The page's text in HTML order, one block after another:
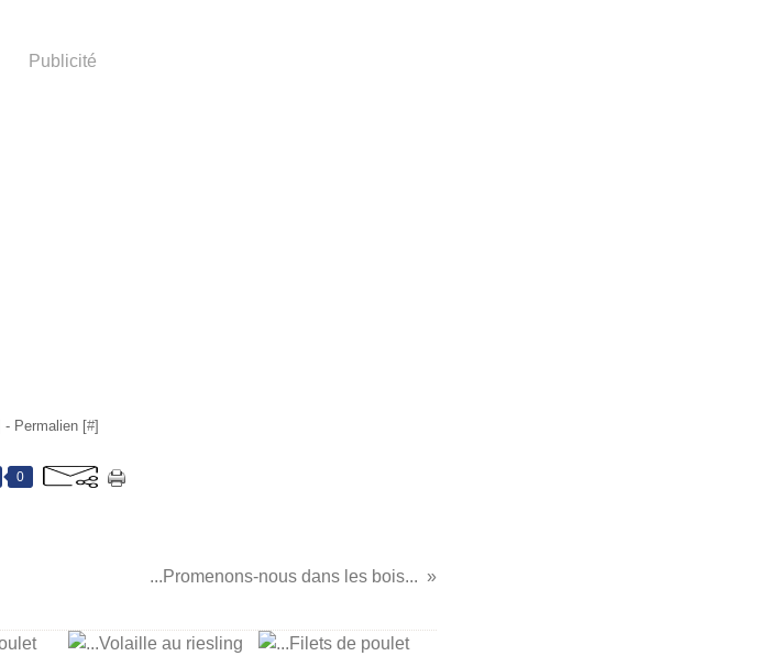
Publicité
- Permalien [#]
0
...Promenons-nous dans les bois...